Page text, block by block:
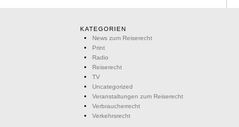
KATEGORIEN
News zum Reiserecht
Print
Radio
Reiserecht
TV
Uncategorized
Veranstaltungen zum Reiserecht
Verbraucherrecht
Verkehrsrecht